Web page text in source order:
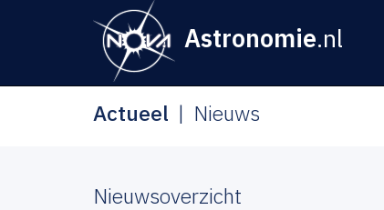
Astronomie.nl
Actueel Nieuws
Nieuwsoverzicht